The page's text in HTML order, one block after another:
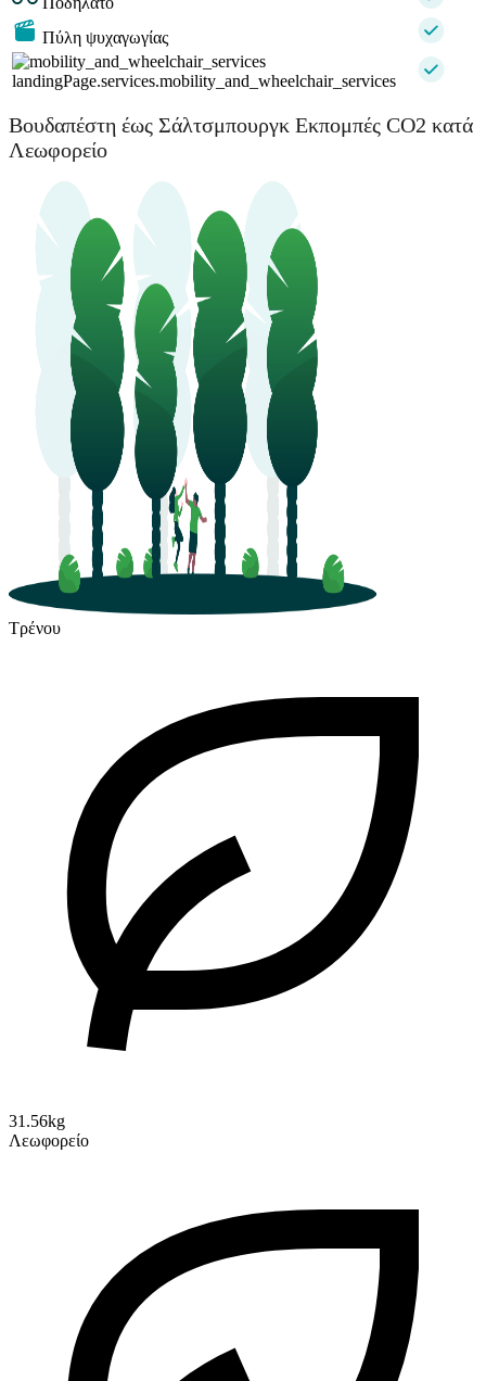
Πύλη ψυχαγωγίας
landingPage.services.mobility_and_wheelchair_services
Βουδαπέστη έως Σάλτσμπουργκ Εκπομπές CO2 κατά
Λεωφορείο
Τρένου
31.56kg
Λεωφορείο